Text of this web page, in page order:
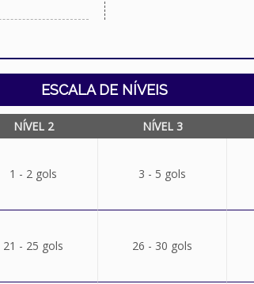
ESCALA DE NÍVEIS
NÍVEL 2 NÍVEL 3
1 - 2 gols 3 - 5 gols
21 - 25 gols 26 - 30 gols